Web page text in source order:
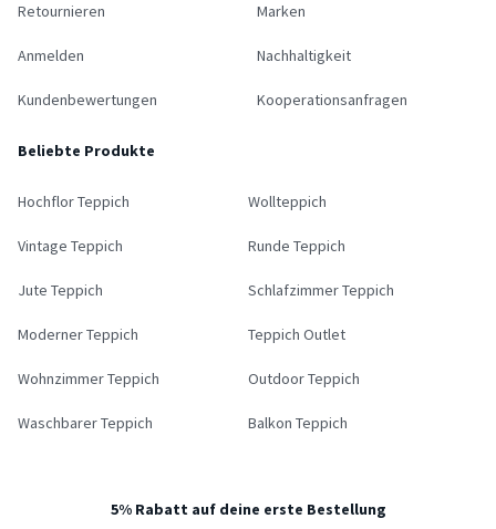
Retournieren
Anmelden
Kundenbewertungen
Marken
Nachhaltigkeit
Kooperationsanfragen
Beliebte Produkte
Hochflor Teppich Wollteppich
Vintage Teppich Runde Teppich
Jute Teppich Schlafzimmer Teppich
Moderner Teppich Teppich Outlet
Wohnzimmer Teppich Outdoor Teppich
Waschbarer Teppich Balkon Teppich
5% Rabatt auf deine erste Bestellung